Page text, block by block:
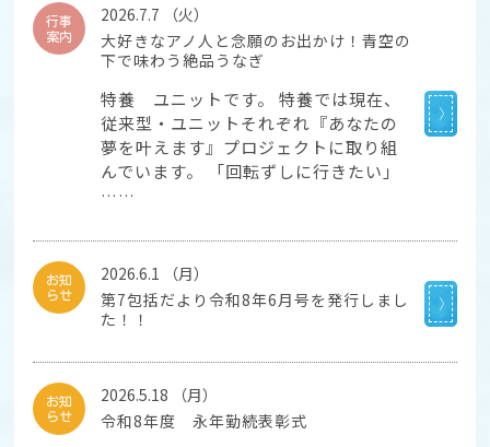
行事
案内
2026.7.7 （火）
大好きなアノ人と念願のお出かけ！青空の
下で味わう絶品うなぎ
特養 ユニットです。 特養では現在、
従来型・ユニットそれぞれ『あなたの
夢を叶えます』プロジェクトに取り組
んでいます。 「回転ずしに行きたい」
……
お知
らせ
2026.6.1 （月）
第7包括だより令和8年6月号を発行しまし
た！！
お知
らせ
2026.5.18 （月）
令和8年度 永年勤続表彰式